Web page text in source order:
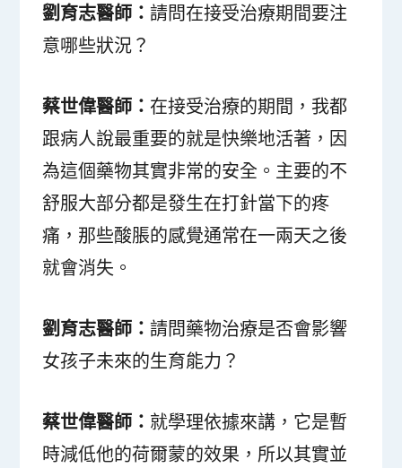
劉育志醫師：請問在接受治療期間要注
意哪些狀況？
蔡世偉醫師： 在接受治療的期間，我都
跟病人說最重要的就是快樂地活著，因
為這個藥物其實非常的安全。主要的不
舒服大部分都是發生在打針當下的疼
痛，那些酸脹的感覺通常在一兩天之後
就會消失。
劉育志醫師：請問藥物治療是否會影響
女孩子未來的生育能力？
蔡世偉醫師： 就學理依據來講，它是暫
時減低他的荷爾蒙的效果，所以其實並